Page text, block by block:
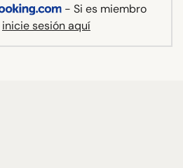
- Si es miembro
inicie sesión aquí